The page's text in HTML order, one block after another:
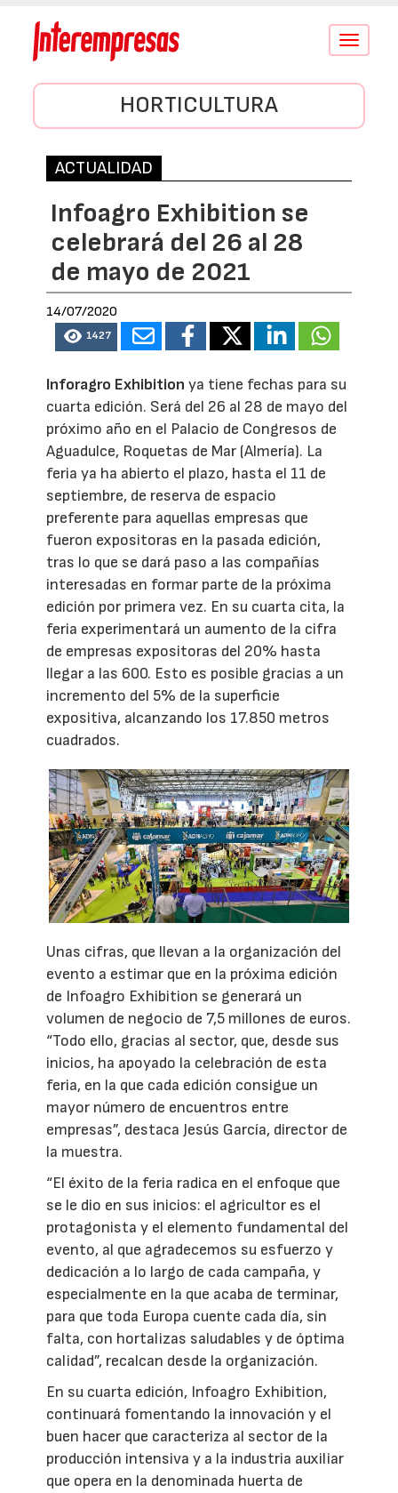
Conmutar
HORTICULTURA
ACTUALIDAD
Infoagro Exhibition se
celebrará del 26 al 28
de mayo de 2021
14/07/2020
1427
Inforagro Exhibition ya tiene fechas para su
cuarta edición. Será del 26 al 28 de mayo del
próximo año en el Palacio de Congresos de
Aguadulce, Roquetas de Mar (Almería). La
feria ya ha abierto el plazo, hasta el 11 de
septiembre, de reserva de espacio
preferente para aquellas empresas que
fueron expositoras en la pasada edición,
tras lo que se dará paso a las compañías
interesadas en formar parte de la próxima
edición por primera vez. En su cuarta cita, la
feria experimentará un aumento de la cifra
de empresas expositoras del 20% hasta
llegar a las 600. Esto es posible gracias a un
incremento del 5% de la superficie
expositiva, alcanzando los 17.850 metros
cuadrados.
Unas cifras, que llevan a la organización del
evento a estimar que en la próxima edición
de Infoagro Exhibition se generará un
volumen de negocio de 7,5 millones de euros.
“Todo ello, gracias al sector, que, desde sus
inicios, ha apoyado la celebración de esta
feria, en la que cada edición consigue un
mayor número de encuentros entre
empresas”, destaca Jesús García, director de
la muestra.
“El éxito de la feria radica en el enfoque que
se le dio en sus inicios: el agricultor es el
protagonista y el elemento fundamental del
evento, al que agradecemos su esfuerzo y
dedicación a lo largo de cada campaña, y
especialmente en la que acaba de terminar,
para que toda Europa cuente cada día, sin
falta, con hortalizas saludables y de óptima
calidad”, recalcan desde la organización.
En su cuarta edición, Infoagro Exhibition,
continuará fomentando la innovación y el
buen hacer que caracteriza al sector de la
producción intensiva y a la industria auxiliar
que opera en la denominada huerta de